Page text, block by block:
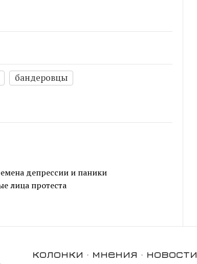
бандеровцы
депрессии и паники
лица протеста
колонки мнения новости